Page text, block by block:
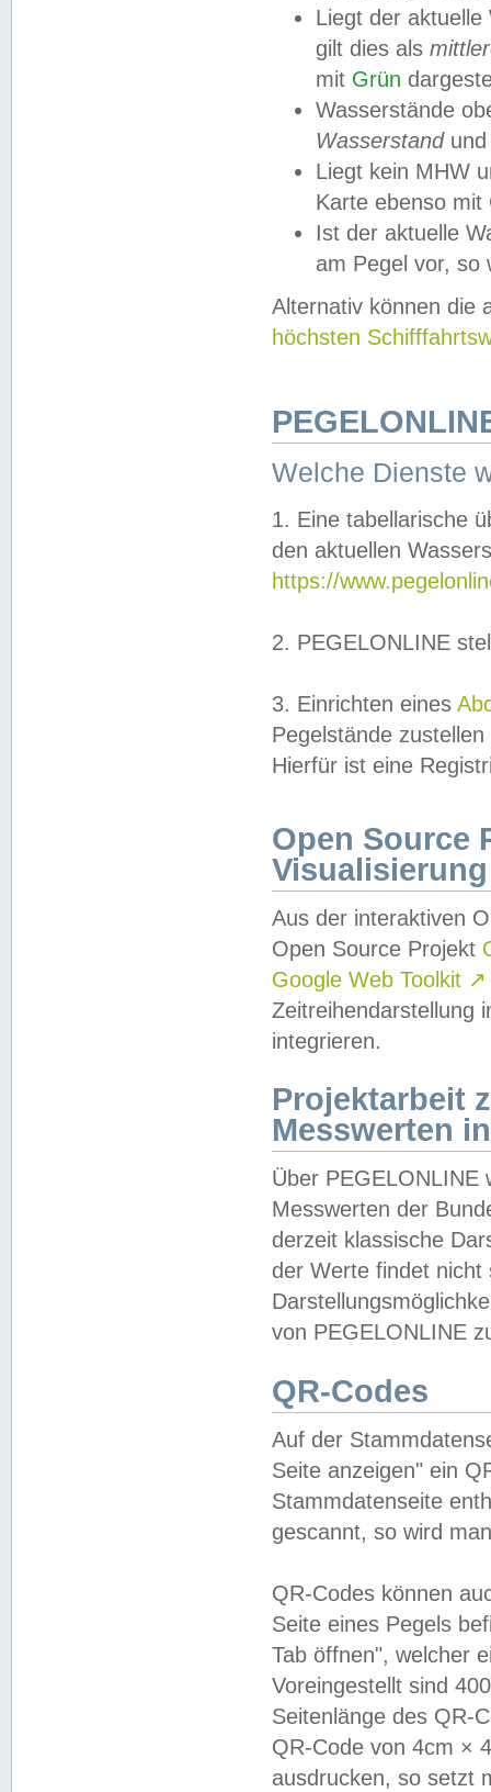
Liegt der
gilt dies als
mit Grün
Wasserstände
Wasserstandund
Liegt kein MHW
Karte ebenso mit
Ist der aktuelle
am Pegel vor,
Alternativ können die
höchsten
Welche Dienste
1. Eine tabellarische
den aktuellen
https://
2. PEGELONLINE
3. Einrichten eines
Pegelstände
Hierfür ist eine
Open Source
Visualisierung
Aus der interaktiven
Open Source Projekt
Google Web Toolkit ↗
Zeitreihendarstellung
integrieren.
Projektarbeit
Messwerten
Über PEGELONLINE
Messwerten der
derzeit klassische
der Werte findet
von PEGELONLINE
QR-Codes
Auf der
Seite anzeigen" ein
Stammdatenseite
gescannt, so wird
QR-Codes können
Seite eines Pegels
Tab öffnen", welcher
Voreingestellt sind
Seitenlänge des QR-
QR-Code von 4cm ×
ausdrucken, so setzt